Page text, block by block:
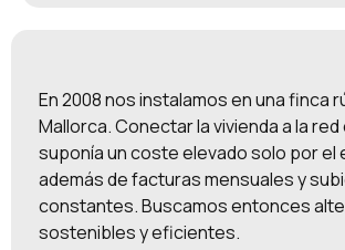
En 2008 nos instalamos en una finca
Mallorca. Conectar la vivienda a la
suponía un coste elevado solo por el
además de facturas mensuales y
constantes. Buscamos entonces
sostenibles y eficientes.